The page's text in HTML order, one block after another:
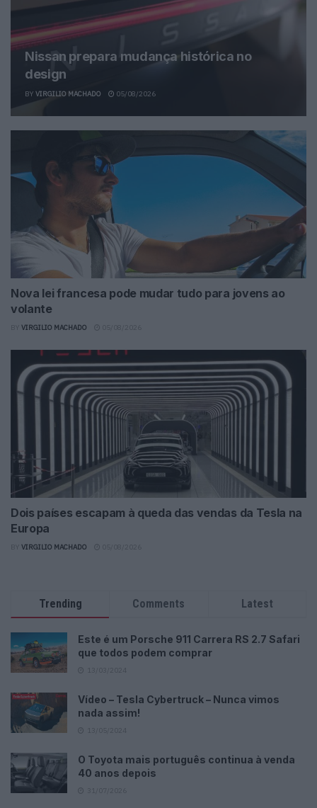
Nissan prepara mudança histórica no
design
BY VIRGILIO MACHADO 05/08/2026
Nova lei francesa pode mudar tudo para jovens ao
volante
VIRGILIO MACHADO
Dois países escapam à queda das vendas da Tesla na
Europa
VIRGILIO MACHADO
Trending Comments Latest
Este é um Porsche 911 Carrera RS 2.7 Safari
que todos podem comprar
Vídeo – Tesla Cybertruck – Nunca vimos
nada assim!
O Toyota mais português continua à venda
40 anos depois